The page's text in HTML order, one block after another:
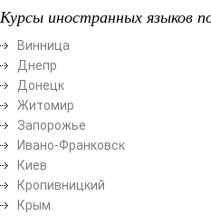
Курсы иностранных языков
Винница
Днепр
Донецк
Житомир
Запорожье
Ивано-Франковск
Киев
Кропивницкий
Крым